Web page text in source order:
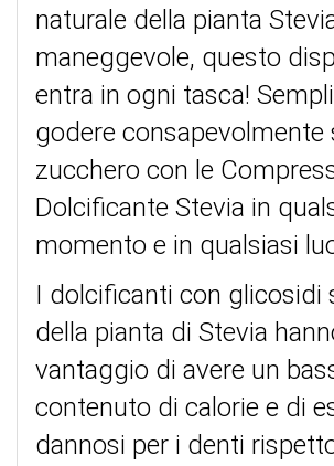
naturale della pianta
maneggevole, questo
entra in ogni tasca!
godere consapevolmente
zucchero con le
Dolcificante Stevia in
momento e in qualsiasi
I dolcificanti con glicosidi
della pianta di Stevia
vantaggio di avere un
contenuto di calorie e di
dannosi per i denti